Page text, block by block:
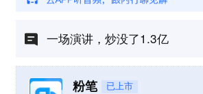
一场演讲，炒没了1.3亿
粉笔 已上市